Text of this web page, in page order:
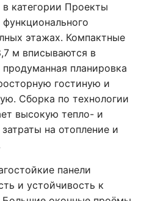
категории Проекты
этажах. Компактные
м вписываются в
планировка
гостиную и
Сборка по технологии
высокую тепло- и
на отопление и
панели
и устойчивость к